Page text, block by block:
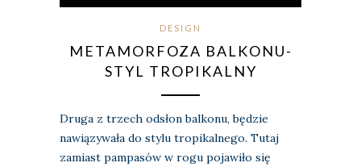
DESIGN
METAMORFOZA BALKONU-
STYL TROPIKALNY
Druga z trzech odsłon balkonu, będzie
nawiązywała do stylu tropikalnego. Tutaj
zamiast pampasów w rogu pojawiło się